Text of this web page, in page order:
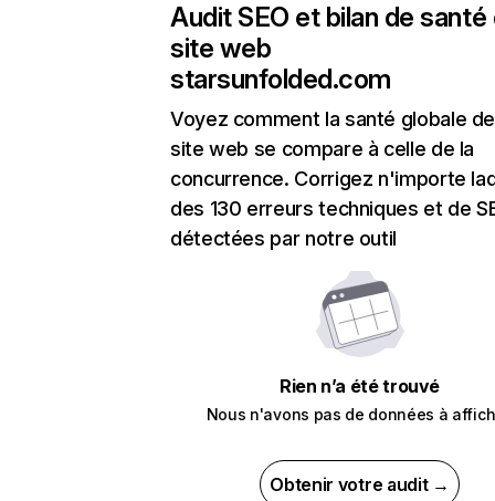
Audit SEO et bilan de santé
site web
starsunfolded.com
Voyez comment la santé globale
site web se compare à celle de la
concurrence. Corrigez n'importe
des 130 erreurs techniques et de
détectées par notre outil
Rien n’a été trouvé
Nous n'avons pas de données à
Obtenir votre audit →